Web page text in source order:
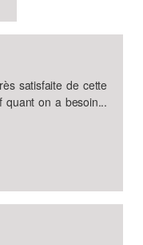
satisfaite de cette
quant on a besoin...